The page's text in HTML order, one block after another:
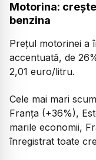
Motorina:
benzina
Prețul motorinei a
accentuată, de
2,01 euro/litru.
Cele mai mari
Franța (+36%),
marile economii,
înregistrat toate